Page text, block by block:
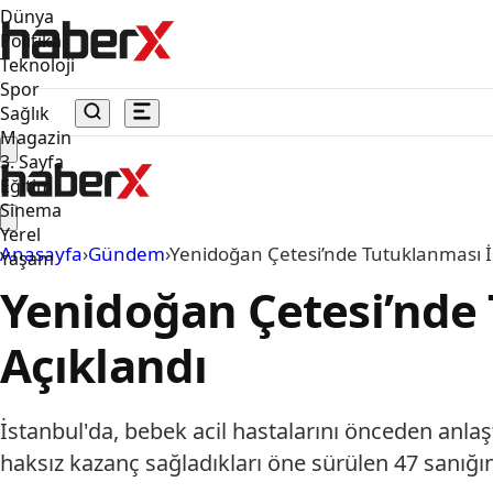
Dünya
Politika
Teknoloji
Spor
Sağlık
Magazin
3. Sayfa
Eğitim
Sinema
Yerel
Yaşam
Anasayfa›Gündem›Yenidoğan Çetesi’nde Tutuklanması
Yenidoğan
Açıklandı
İstanbul'da, bebek acil hastalarını önceden
haksız kazanç sağladıkları öne sürülen 47